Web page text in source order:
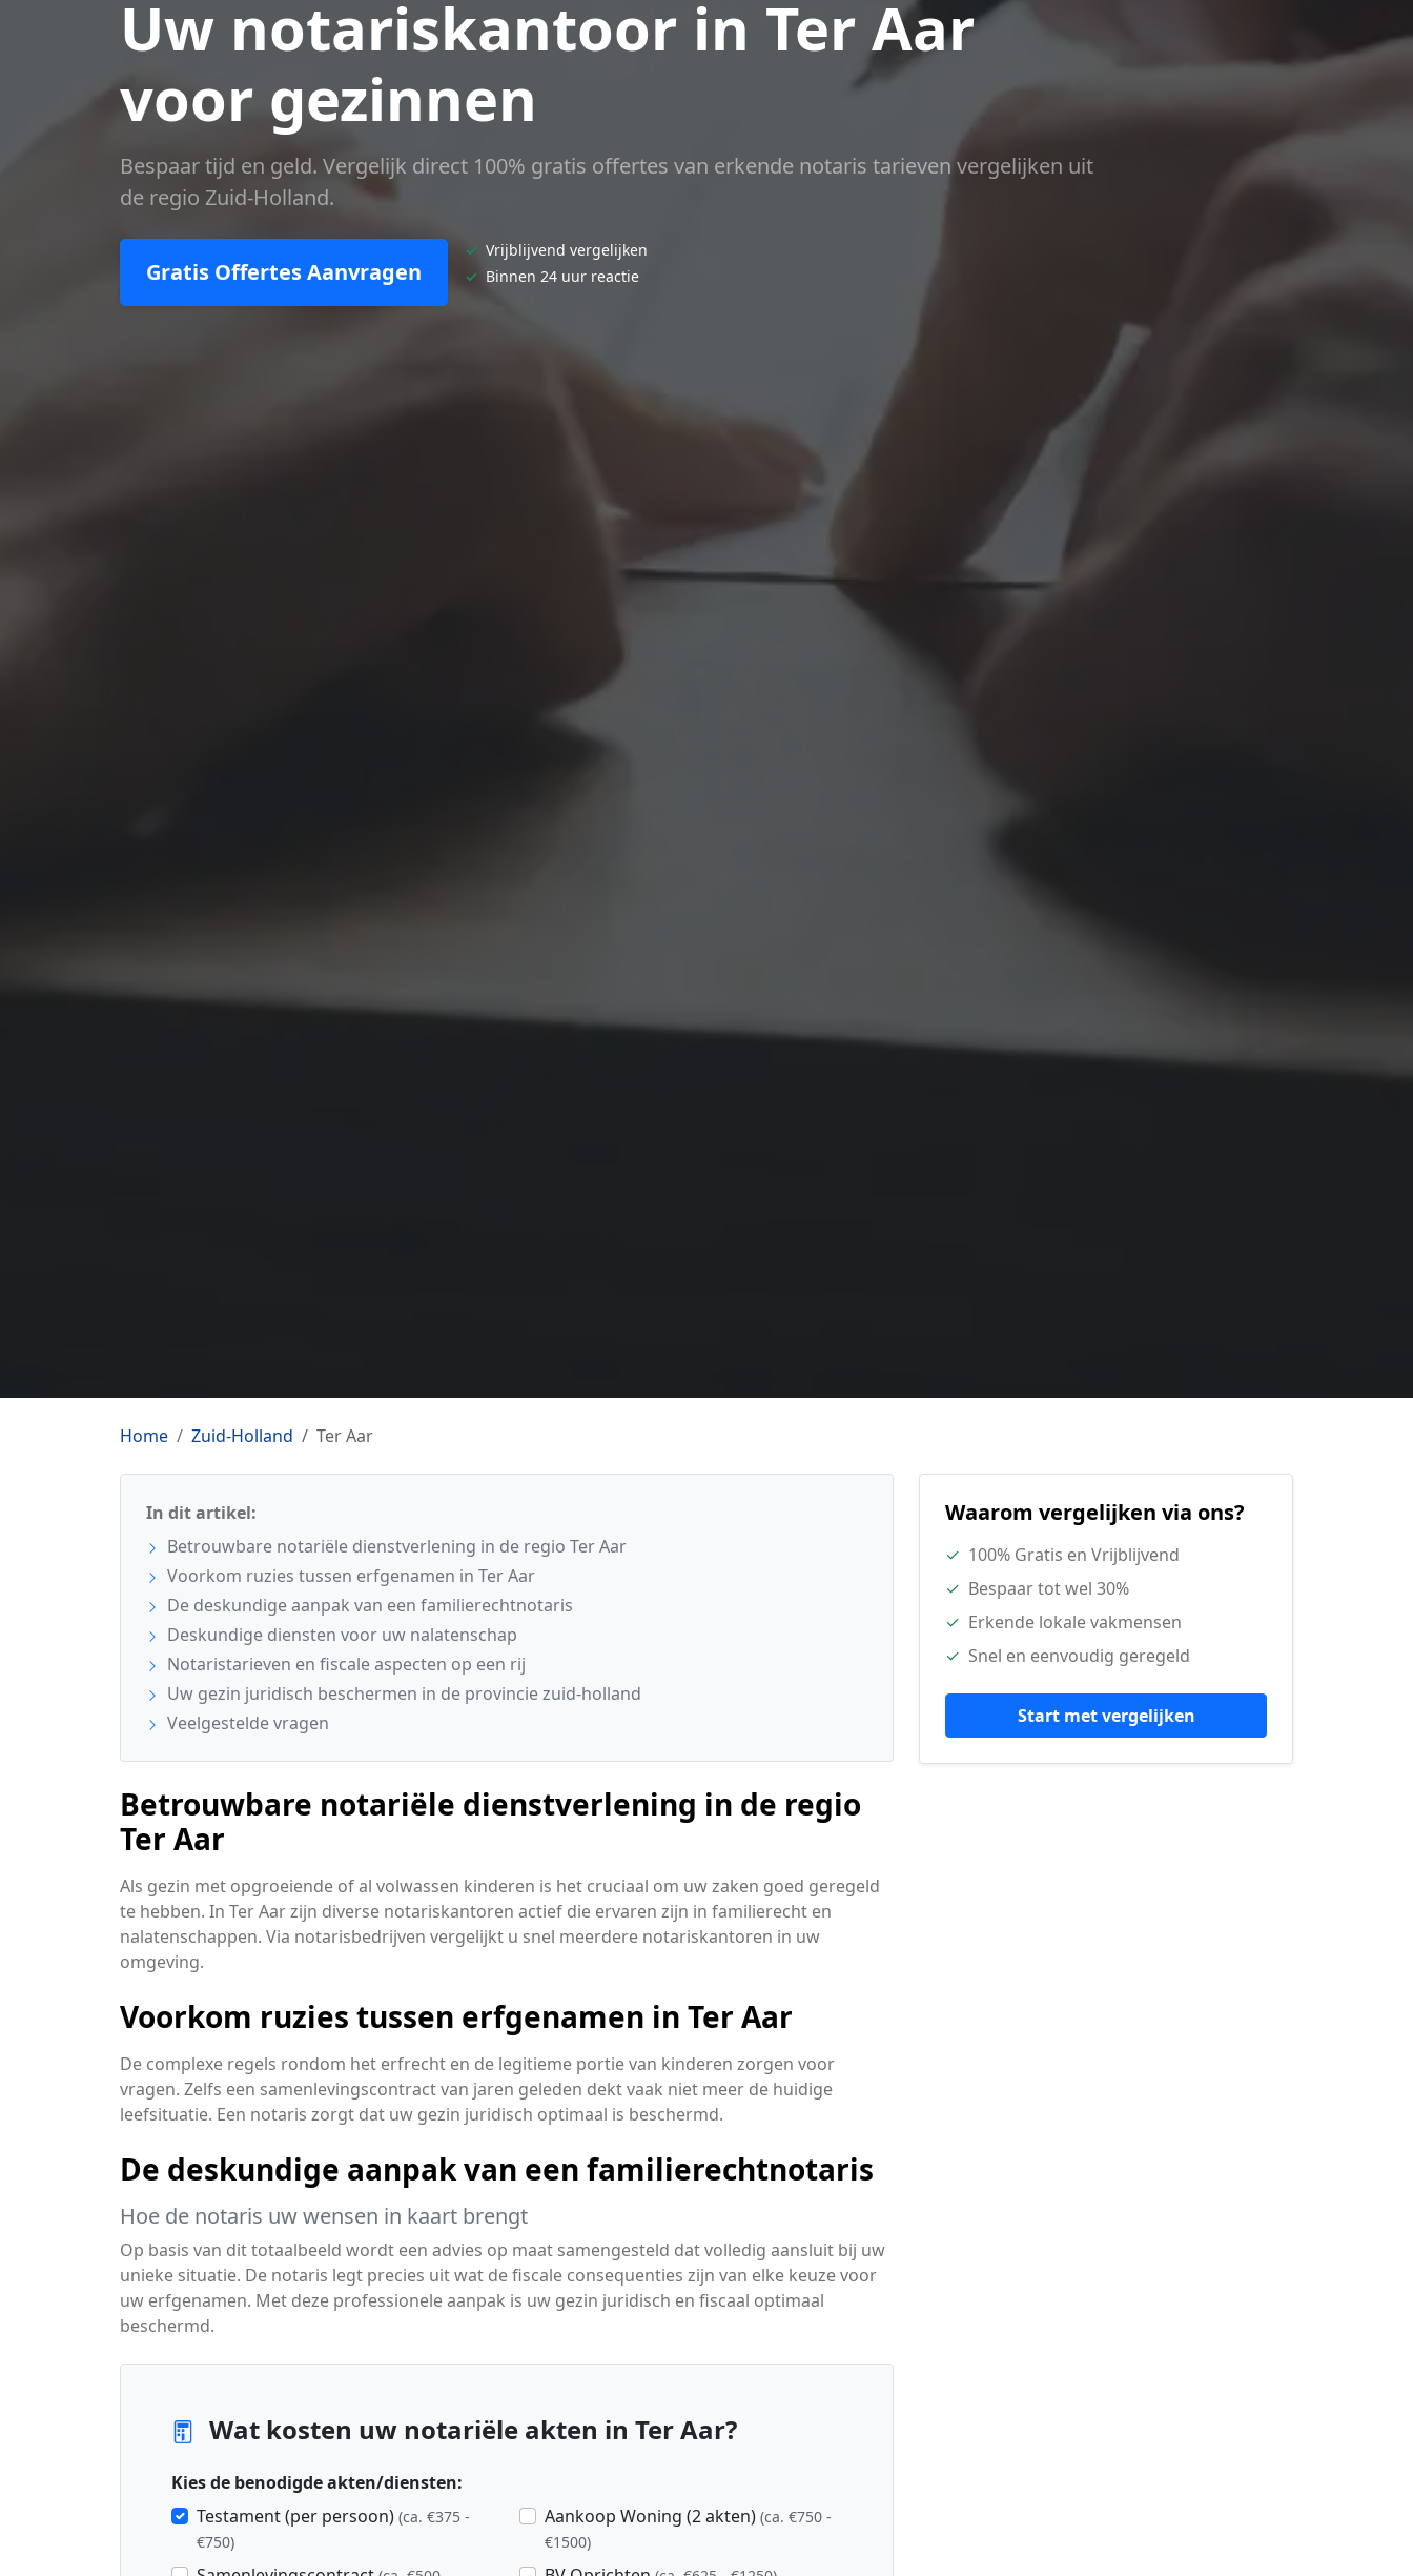
Uw notariskantoor in Ter Aar
voor gezinnen
Bespaar tijd en geld. Vergelijk direct 100% gratis offertes van erkende notaris tarieven vergelijken uit
de regio Zuid-Holland.
Gratis Offertes Aanvragen
✓ Vrijblijvend vergelijken
✓ Binnen 24 uur reactie
Home Zuid-Holland Ter Aar
In dit artikel:
Betrouwbare notariële dienstverlening in de regio Ter Aar
Voorkom ruzies tussen erfgenamen in Ter Aar
De deskundige aanpak van een familierechtnotaris
Deskundige diensten voor uw nalatenschap
Notaristarieven en fiscale aspecten op een rij
Uw gezin juridisch beschermen in de provincie zuid-holland
Veelgestelde vragen
Betrouwbare notariële dienstverlening in de regio
Ter Aar
Als gezin met opgroeiende of al volwassen kinderen is het cruciaal om uw zaken goed geregeld
te hebben. In Ter Aar zijn diverse notariskantoren actief die ervaren zijn in familierecht en
nalatenschappen. Via notarisbedrijven vergelijkt u snel meerdere notariskantoren in uw
omgeving.
Voorkom ruzies tussen erfgenamen in Ter Aar
De complexe regels rondom het erfrecht en de legitieme portie van kinderen zorgen voor
vragen. Zelfs een samenlevingscontract van jaren geleden dekt vaak niet meer de huidige
leefsituatie. Een notaris zorgt dat uw gezin juridisch optimaal is beschermd.
De deskundige aanpak van een familierechtnotaris
Hoe de notaris uw wensen in kaart brengt
Op basis van dit totaalbeeld wordt een advies op maat samengesteld dat volledig aansluit bij uw
unieke situatie. De notaris legt precies uit wat de fiscale consequenties zijn van elke keuze voor
uw erfgenamen. Met deze professionele aanpak is uw gezin juridisch en fiscaal optimaal
beschermd.
Wat kosten uw notariële akten in Ter Aar?
Kies de benodigde akten/diensten:
Testament (per persoon) (ca. €375 -
€750)
Aankoop Woning (2 akten) (ca. €750 -
€1500)
Waarom vergelijken via ons?
✓ 100% Gratis en Vrijblijvend
✓ Bespaar tot wel 30%
✓ Erkende lokale vakmensen
✓ Snel en eenvoudig geregeld
Start met vergelijken